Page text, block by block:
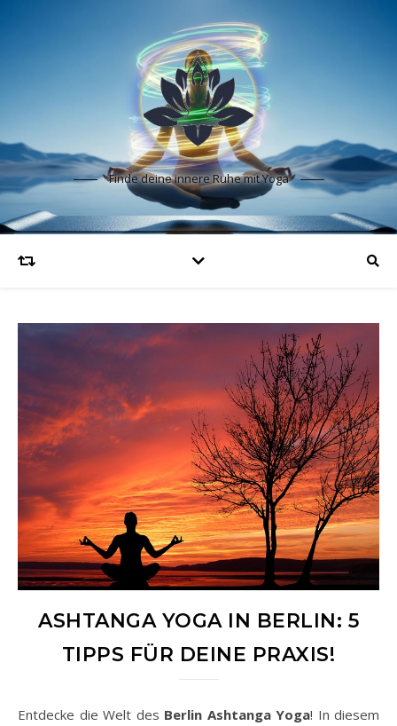
Finde deine innere Ruhe mit Yoga
ASHTANGA YOGA IN BERLIN: 5
TIPPS FÜR DEINE PRAXIS!
Entdecke die Welt des Berlin Ashtanga Yoga! In diesem